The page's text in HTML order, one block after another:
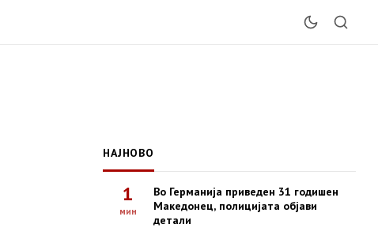
НАЈНОВО
1
мин
Во Германија приведен 31 годишен
Македонец, полицијата објави
детали